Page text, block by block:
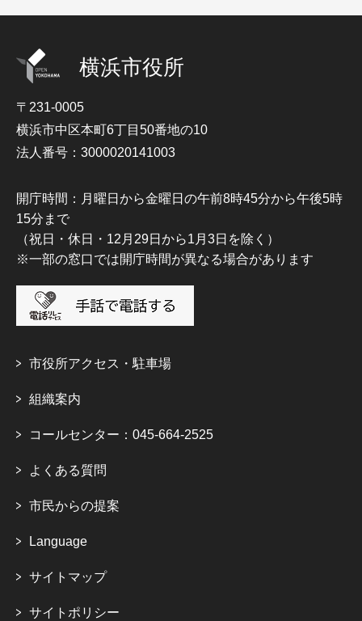
横浜市役所
〒231-0005
横浜市中区本町6丁目50番地の10
法人番号：3000020141003
開庁時間：月曜日から金曜日の午前8時45分から午後5時
15分まで
（祝日・休日・12月29日から1月3日を除く）
※一部の窓口では開庁時間が異なる場合があります
市役所アクセス・駐車場
組織案内
コールセンター：045-664-2525
よくある質問
市民からの提案
Language
サイトマップ
サイトポリシー